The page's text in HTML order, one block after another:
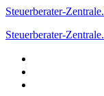
Steuerberater-
Steuerberater-